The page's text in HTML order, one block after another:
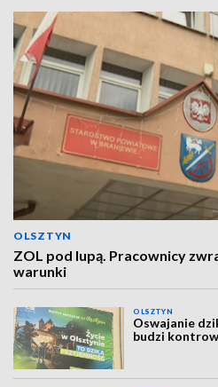
OLSZTYN
ZOL pod lupą. Pracownicy
warunki
OLSZTYN
Oswajanie
budzi